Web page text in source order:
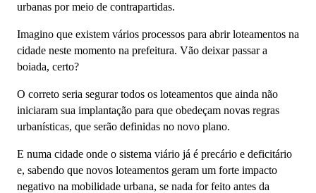
urbanas por meio de contrapartidas.
Imagino que existem vários processos para abrir loteamentos na
cidade neste momento na prefeitura. Vão deixar passar a
boiada, certo?
O correto seria segurar todos os loteamentos que ainda não
iniciaram sua implantação para que obedeçam novas regras
urbanísticas, que serão definidas no novo plano.
E numa cidade onde o sistema viário já é precário e deficitário
e, sabendo que novos loteamentos geram um forte impacto
negativo na mobilidade urbana, se nada for feito antes da